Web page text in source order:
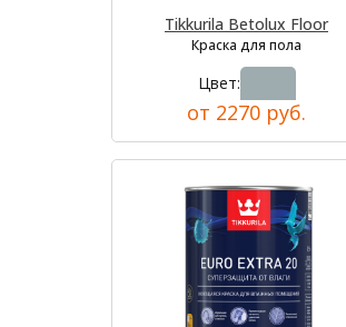
Tikkurila Betolux Floor
Краска для пола
Цвет:
от 2270 руб.